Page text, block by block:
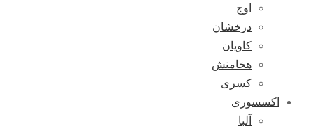
اوج
درخشان
کاویان
هخامنش
کسری
اکسسوری
آلبا